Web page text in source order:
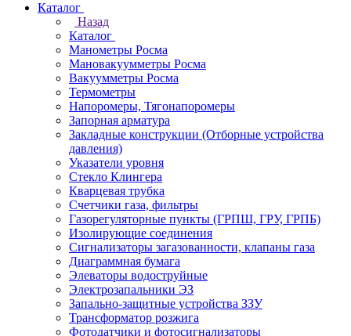
Каталог
Назад
Каталог
Манометры Росма
Мановакуумметры Росма
Вакуумметры Росма
Термометры
Напоромеры, Тягонапоромеры
Запорная арматура
Закладные конструкции (Отборные устройства
давления)
Указатели уровня
Стекло Клингера
Кварцевая трубка
Счетчики газа, фильтры
Газорегуляторные пункты (ГРПШ, ГРУ, ГРПБ)
Изолирующие соединения
Сигнализаторы загазованности, клапаны газа
Диаграммная бумага
Элеваторы водоструйные
Электрозапальники ЭЗ
Запально-защитные устройства ЗЗУ
Трансформатор розжига
Фотодатчики и фотосигнализаторы